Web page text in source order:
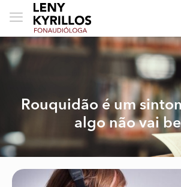
Rouquidão é um
algo não vai